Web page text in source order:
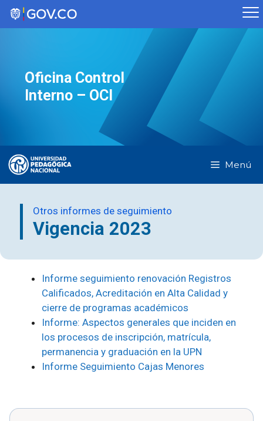
Saltar
Oficina Control
Interno – OCI
Menú
Otros informes de seguimiento
Vigencia 2023
Informe seguimiento renovación Registros
Calificados, Acreditación en Alta Calidad y
cierre de programas académicos
Informe: Aspectos generales que inciden en
los procesos de inscripción, matrícula,
permanencia y graduación en la UPN
Informe Seguimiento Cajas Menores